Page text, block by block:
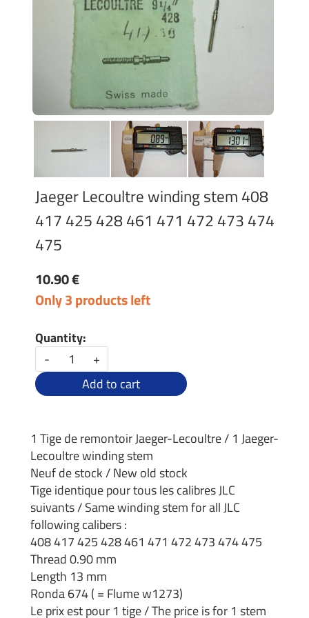
Jaeger Lecoultre winding stem 408
417 425 428 461 471 472 473 474
475
10.90 €
Only 3 products left
Quantity:
-
+
Add to cart
1 Tige de remontoir Jaeger-Lecoultre / 1 Jaeger-
Lecoultre winding stem
Neuf de stock / New old stock
Tige identique pour tous les calibres JLC
suivants / Same winding stem for all JLC
following calibers :
408 417 425 428 461 471 472 473 474 475
Thread 0.90 mm
Length 13 mm
Ronda 674 ( = Flume w1273)
Le prix est pour 1 tige / The price is for 1 stem